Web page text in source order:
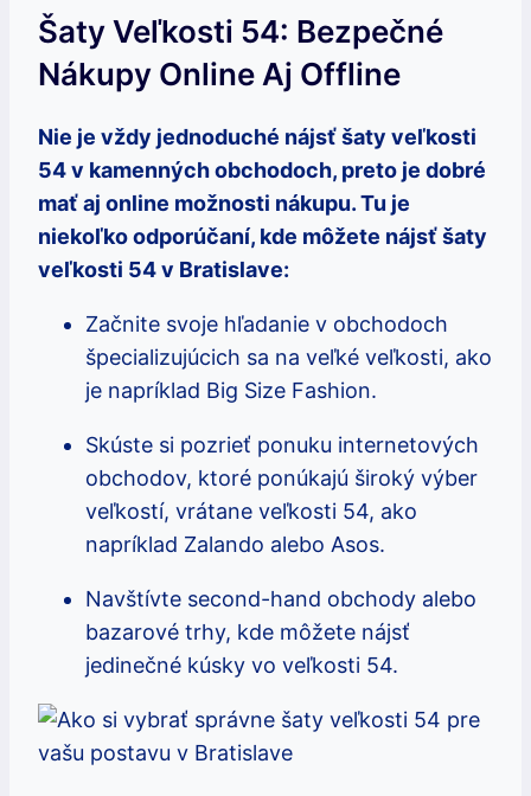
Šaty Veľkosti 54: Bezpečné
Nákupy Online Aj Offline
Nie je vždy jednoduché nájsť šaty veľkosti
54 v kamenných obchodoch, preto je dobré
mať aj online možnosti nákupu. Tu je
niekoľko odporúčaní, kde môžete nájsť šaty
veľkosti 54 v Bratislave:
Začnite svoje hľadanie v obchodoch
špecializujúcich sa na veľké veľkosti, ako
je napríklad Big Size Fashion.
Skúste si pozrieť ponuku internetových
obchodov, ktoré ponúkajú široký výber
veľkostí, vrátane veľkosti 54, ako
napríklad Zalando alebo Asos.
Navštívte second-hand obchody alebo
bazarové trhy, kde môžete nájsť
jedinečné kúsky vo veľkosti 54.